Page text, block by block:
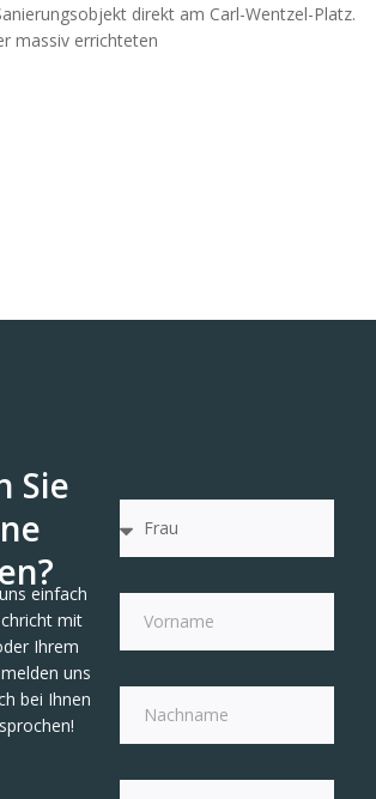
direkt am Carl-Wentzel-Platz.
massiv errichteten
Sie
einfach
mit
Ihrem
uns
bei Ihnen